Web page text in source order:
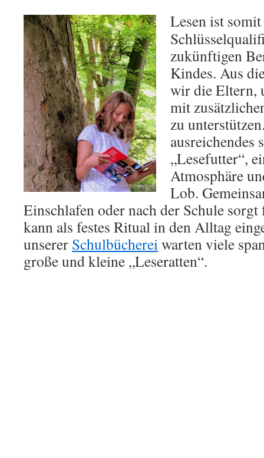
Lesen ist
zukünftigen
Kindes. Aus
wir die Eltern,
mit
zu
ausreichendes
„Lesefutter“,
Atmosphäre
Lob.
Einschlafen oder nach der Schule
kann als festes Ritual in den Alltag
unserer Schulbüchereiwarten viele
große und kleine „Leseratten“.